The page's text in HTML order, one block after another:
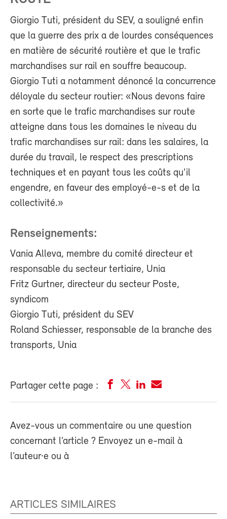
Giorgio Tuti, président du SEV, a souligné enfin
que la guerre des prix a de lourdes conséquences
en matière de sécurité routière et que le trafic
marchandises sur rail en souffre beaucoup.
Giorgio Tuti a notamment dénoncé la concurrence
déloyale du secteur routier: «Nous devons faire
en sorte que le trafic marchandises sur route
atteigne dans tous les domaines le niveau du
trafic marchandises sur rail: dans les salaires, la
durée du travail, le respect des prescriptions
techniques et en payant tous les coûts qu'il
engendre, en faveur des employé-e-s et de la
collectivité.»
Renseignements:
Vania Alleva, membre du comité directeur et
responsable du secteur tertiaire, Unia
Fritz Gurtner, directeur du secteur Poste,
syndicom
Giorgio Tuti, président du SEV
Roland Schiesser, responsable de la branche des
transports, Unia
Partager cette page :
Avez-vous un commentaire ou une question
concernant l’article ? Envoyez un e-mail à
l’auteur·e ou à
ARTICLES SIMILAIRES